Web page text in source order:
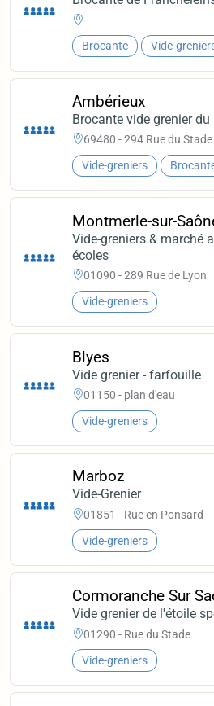
-
Brocante Vide-
Ambérieux
Brocante vide grenier
69480 - 294 Rue du Stade
Vide-greniers
Montmerle-sur-
Vide-greniers & marché
écoles
01090 - 289 Rue de Lyon
Vide-greniers
Blyes
Vide grenier - farfouille
01150 - plan d'eau
Vide-greniers
Marboz
Vide-Grenier
01851 - Rue en Ponsard
Vide-greniers
Cormoranche Sur
Vide grenier de l'étoile
01290 - Rue du Stade
Vide-greniers